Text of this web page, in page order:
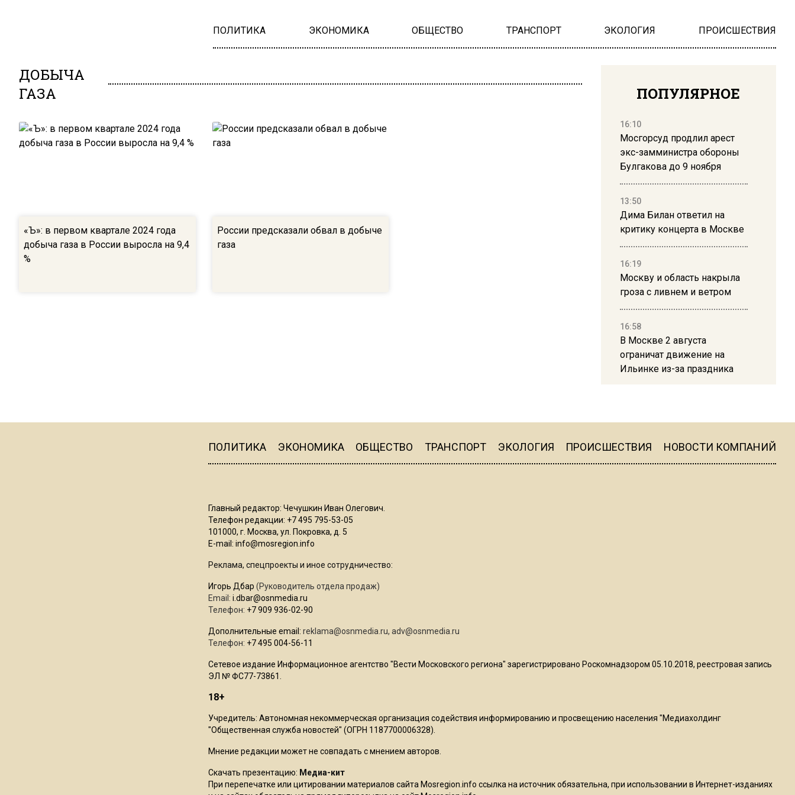
ПОЛИТИКА ЭКОНОМИКА ОБЩЕСТВО ТРАНСПОРТ ЭКОЛОГИЯ ПРОИСШЕСТВИЯ
ДОБЫЧА
ГАЗА
«Ъ»: в первом квартале 2024 года
добыча газа в России выросла на 9,4
%
России предсказали обвал в добыче
газа
ПОПУЛЯРНОЕ
16:10
Мосгорсуд продлил арест
экс-замминистра обороны
Булгакова до 9 ноября
13:50
Дима Билан ответил на
критику концерта в Москве
16:19
Москву и область накрыла
гроза с ливнем и ветром
16:58
В Москве 2 августа
ограничат движение на
Ильинке из-за праздника
Telegram после обвинений
Роман Терюшков назвал
ПОЛИТИКА ЭКОНОМИКА ОБЩЕСТВО ТРАНСПОРТ ЭКОЛОГИЯ ПРОИСШЕСТВИЯ НОВОСТИ КОМПАНИЙ
Главный редактор: Чечушкин Иван Олегович.
Телефон редакции: +7 495 795-53-05
101000, г. Москва, ул. Покровка, д. 5
E-mail: info@mosregion.info
Реклама, спецпроекты и иное сотрудничество:
Игорь Дбар (Руководитель отдела продаж)
Email: i.dbar@osnmedia.ru
Телефон: +7 909 936-02-90
Дополнительные email: reklama@osnmedia.ru, adv@osnmedia.ru
Телефон: +7 495 004-56-11
Сетевое издание Информационное агентство "Вести Московского региона" зарегистрировано Роскомнадзором 05.10.2018, реестровая запись
ЭЛ № ФС77-73861.
18+
Учредитель: Автономная некоммерческая организация содействия информированию и просвещению населения "Медиахолдинг
"Общественная служба новостей" (ОГРН 1187700006328).
Мнение редакции может не совпадать с мнением авторов.
Скачать презентацию: Медиа-кит
При перепечатке или цитировании материалов сайта Mosregion.info ссылка на источник обязательна, при использовании в Интернет-изданиях